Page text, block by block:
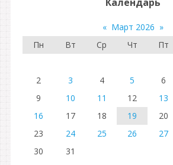
« Март 2026 »
Пн
Вт Ср Чт Пт
2
3 4 5 6
9
10 11 12 13
16
17 18 19 20
23
24 25 26 27
30
31